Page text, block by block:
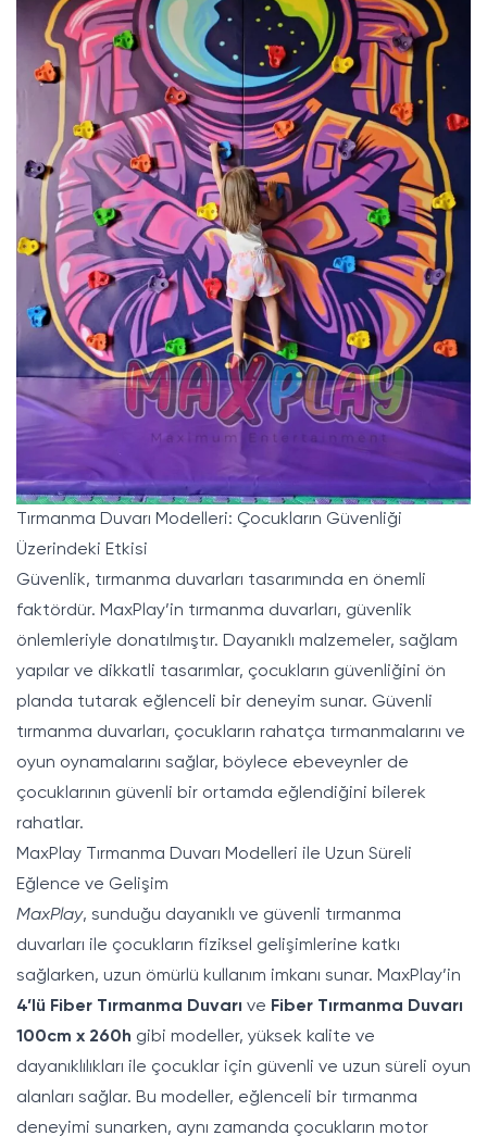
Tırmanma Duvarı Modelleri: Çocukların Güvenliği
Üzerindeki Etkisi
Güvenlik, tırmanma duvarları tasarımında en önemli
faktördür. MaxPlay’in tırmanma duvarları, güvenlik
önlemleriyle donatılmıştır. Dayanıklı malzemeler, sağlam
yapılar ve dikkatli tasarımlar, çocukların güvenliğini ön
planda tutarak eğlenceli bir deneyim sunar. Güvenli
tırmanma duvarları, çocukların rahatça tırmanmalarını ve
oyun oynamalarını sağlar, böylece ebeveynler de
çocuklarının güvenli bir ortamda eğlendiğini bilerek
rahatlar.
MaxPlay Tırmanma Duvarı Modelleri ile Uzun Süreli
Eğlence ve Gelişim
MaxPlay, sunduğu dayanıklı ve güvenli tırmanma
duvarları ile çocukların fiziksel gelişimlerine katkı
sağlarken, uzun ömürlü kullanım imkanı sunar. MaxPlay’in
4’lü Fiber Tırmanma Duvarı ve Fiber Tırmanma Duvarı
100cm x 260h gibi modeller, yüksek kalite ve
dayanıklılıkları ile çocuklar için güvenli ve uzun süreli oyun
alanları sağlar. Bu modeller, eğlenceli bir tırmanma
deneyimi sunarken, aynı zamanda çocukların motor